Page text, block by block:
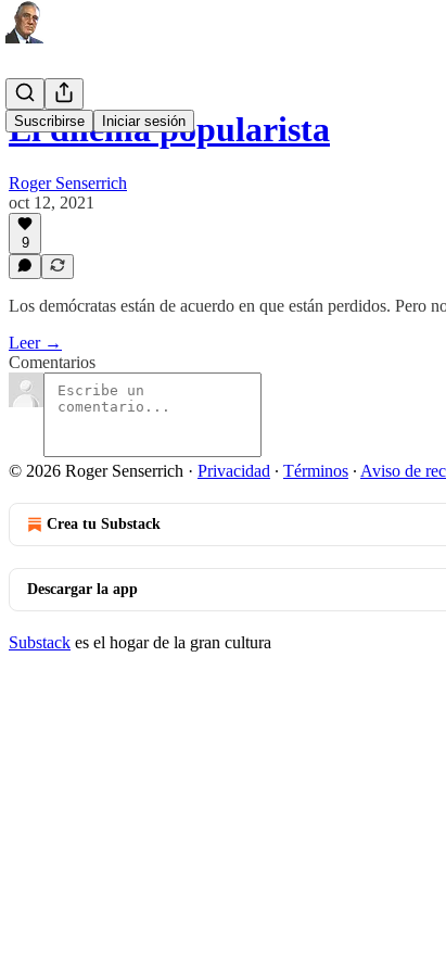
Suscribirse Iniciar sesión
El dilema popularista
Roger Senserrich
oct 12, 2021
9
Los demócratas están de acuerdo en que están perdidos. Pero
Leer →
Comentarios
© 2026 Roger Senserrich · Privacidad ∙ Términos ∙ Aviso de
Crea tu Substack
Descargar la app
Substack es el hogar de la gran cultura